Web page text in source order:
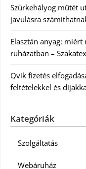
Szürkehályog műtét
javulásra
Elasztán anyag:
ruházatban –
Qvik fizetés
feltételekkel és
Kategóriák
Szolgáltatás
Webáruház